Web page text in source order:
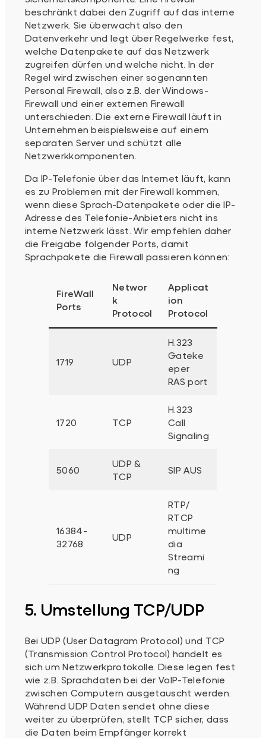
beschränkt dabei den Zugriff auf das interne
Netzwerk. Sie überwacht also den
Datenverkehr und legt über Regelwerke fest,
welche Datenpakete auf das Netzwerk
zugreifen dürfen und welche nicht. In der
Regel wird zwischen einer sogenannten
Personal Firewall, also z.B. der Windows-
Firewall und einer externen Firewall
unterschieden. Die externe Firewall läuft in
Unternehmen beispielsweise auf einem
separaten Server und schützt alle
Netzwerkkomponenten.
Da IP-Telefonie über das Internet läuft, kann
es zu Problemen mit der Firewall kommen,
wenn diese Sprach-Datenpakete oder die IP-
Adresse des Telefonie-Anbieters nicht ins
interne Netzwerk lässt. Wir empfehlen daher
die Freigabe folgender Ports, damit
Sprachpakete die Firewall passieren können:
FireWall
Ports
Networ
k
Protocol
Applicat
ion
Protocol
1719 UDP
H.323
Gateke
eper
RAS port
1720 TCP
H.323
Call
Signaling
5060
UDP &
TCP
SIP AUS
16384-
32768
UDP
RTP/
RTCP
multime
dia
Streami
ng
5. Umstellung TCP/UDP
Bei UDP (User Datagram Protocol) und TCP
(Transmission Control Protocol) handelt es
sich um Netzwerkprotokolle. Diese legen fest
wie z.B. Sprachdaten bei der VoIP-Telefonie
zwischen Computern ausgetauscht werden.
Während UDP Daten sendet ohne diese
weiter zu überprüfen, stellt TCP sicher, dass
die Daten beim Empfänger korrekt